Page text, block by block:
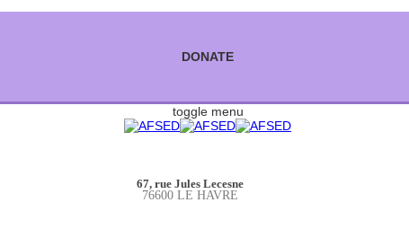
DONATE
toggle menu
67, rue Jules Lecesne
76600 LE HAVRE